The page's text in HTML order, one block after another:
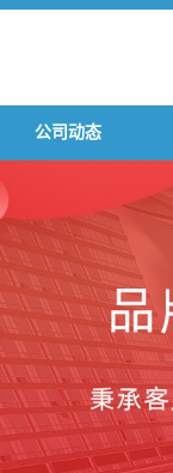
公司动态